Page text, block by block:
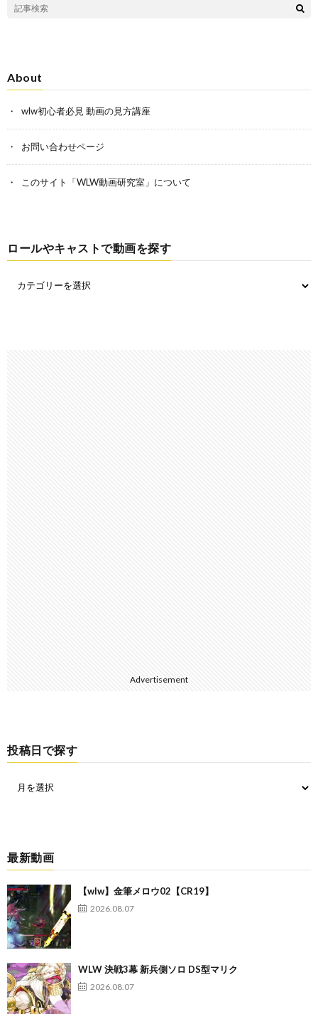
About
wlw初心者必見 動画の見方講座
お問い合わせページ
このサイト「WLW動画研究室」について
ロールやキャストで動画を探す
Advertisement
投稿日で探す
最新動画
【wlw】金筆メロウ02【CR19】
2026.08.07
WLW 決戦3幕 新兵側ソロ DS型マリク
2026.08.07